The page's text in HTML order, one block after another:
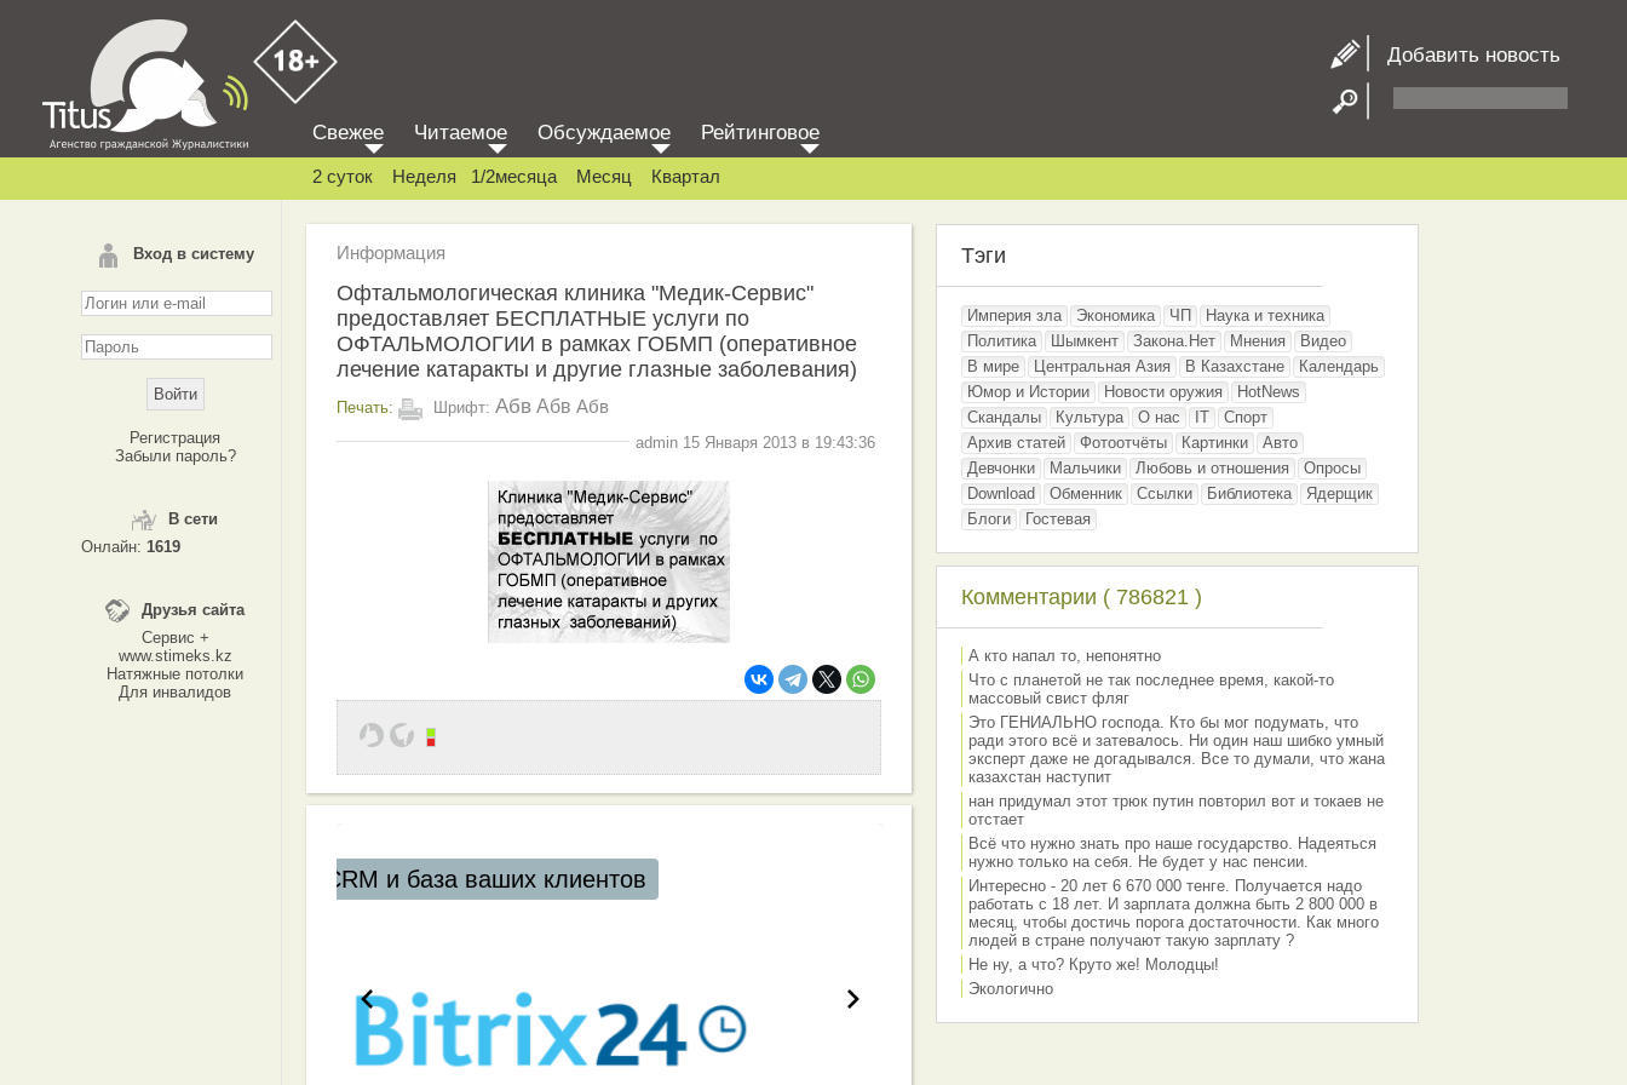
Добавить новость
Вход в систему
Регистрация
Забыли пароль?
В сети
Онлайн: 1619
Друзья сайта
Сервис +
www.stimeks.kz
Натяжные потолки
Для инвалидов
Свежее Читаемое Обсуждаемое Рейтинговое
2 суток Неделя 1/2месяца Месяц Квартал
Информация
Офтальмологическая клиника "Медик-Сервис"
предоставляет БЕСПЛАТНЫЕ услуги по
ОФТАЛЬМОЛОГИИ в рамках ГОБМП (оперативное
лечение катаракты и другие глазные заболевания)
Печать: Шрифт: Абв Абв Абв
admin 15 Января 2013 в 19:43:36
Тэги
Империя зла Экономика ЧП
Наука и техника
Политика
Шымкент Закона.Нет Мнения
Видео
В мире
Центральная Азия В Казахстане
Календарь
Юмор и Истории
Новости оружия
HotNews
Скандалы
Культура О нас IT
Спорт
Архив статей
Фотоотчёты Картинки
Авто
Девчонки
Мальчики Любовь и отношения
Опросы
Download
Обменник Ссылки Библиотека
Ядерщик
Блоги
Гостевая
Комментарии ( 786821 )
А кто напал то, непонятно
Что с планетой не так последнее время, какой-то
массовый свист фляг
Это ГЕНИАЛЬНО господа. Кто бы мог подумать, что
ради этого всё и затевалось. Ни один наш шибко умный
эксперт даже не догадывался. Все то думали, что жана
казахстан наступит
нан придумал этот трюк путин повторил вот и токаев не
отстает
Всё что нужно знать про наше государство. Надеяться
нужно только на себя. Не будет у нас пенсии.
Интересно - 20 лет 6 670 000 тенге. Получается надо
работать с 18 лет. И зарплата должна быть 2 800 000 в
месяц, чтобы достичь порога достаточности. Как много
людей в стране получают такую зарплату ?
Не ну, а что? Круто же! Молодцы!
Экологично